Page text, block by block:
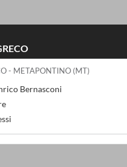
- METAPONTINO (MT)
Bernasconi